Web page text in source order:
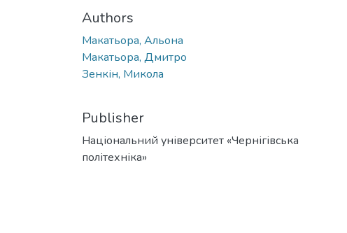
Authors
Макатьора, Альона
Макатьора, Дмитро
Зенкін, Микола
Publisher
Національний університет «Чернігівська
політехніка»